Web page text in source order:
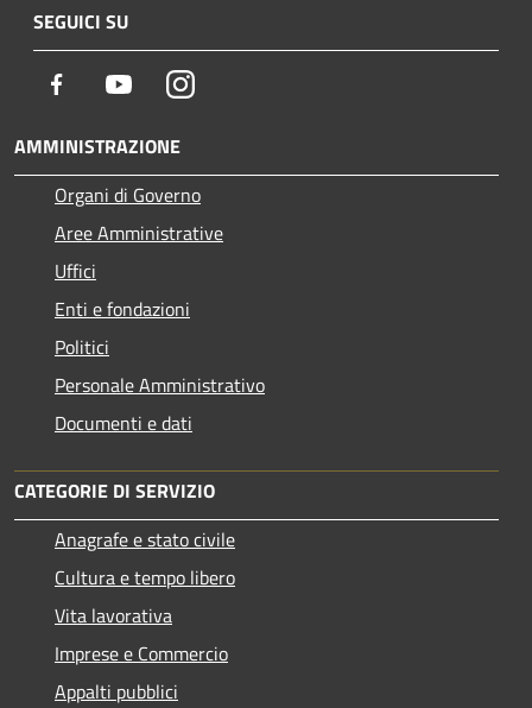
SEGUICI SU
Facebook YoutubeInstagram
AMMINISTRAZIONE
Organi di Governo
Aree Amministrative
Uffici
Enti e fondazioni
Politici
Personale Amministrativo
Documenti e dati
CATEGORIE DI SERVIZIO
Anagrafe e stato civile
Cultura e tempo libero
Vita lavorativa
Imprese e Commercio
Appalti pubblici